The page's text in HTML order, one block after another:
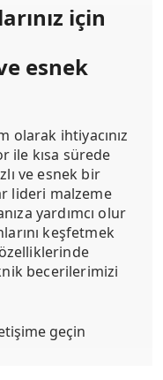
için
esnek
olarak ihtiyacınız
ile kısa sürede
ve esnek bir
lideri malzeme
yardımcı olur
keşfetmek
becerilerimizi
geçin